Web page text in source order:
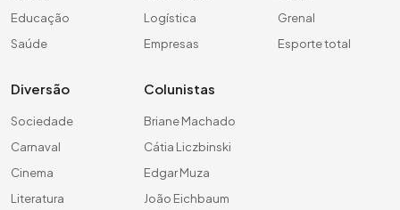
Educação
Saúde
Logística
Empresas
Grenal
Esporte total
Diversão
Sociedade
Carnaval
Cinema
Literatura
Colunistas
Briane Machado
Cátia Liczbinski
Edgar Muza
João Eichbaum